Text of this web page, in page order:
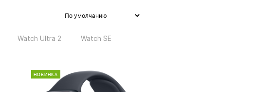
Watch Ultra 2 Watch SE
НОВИНКА